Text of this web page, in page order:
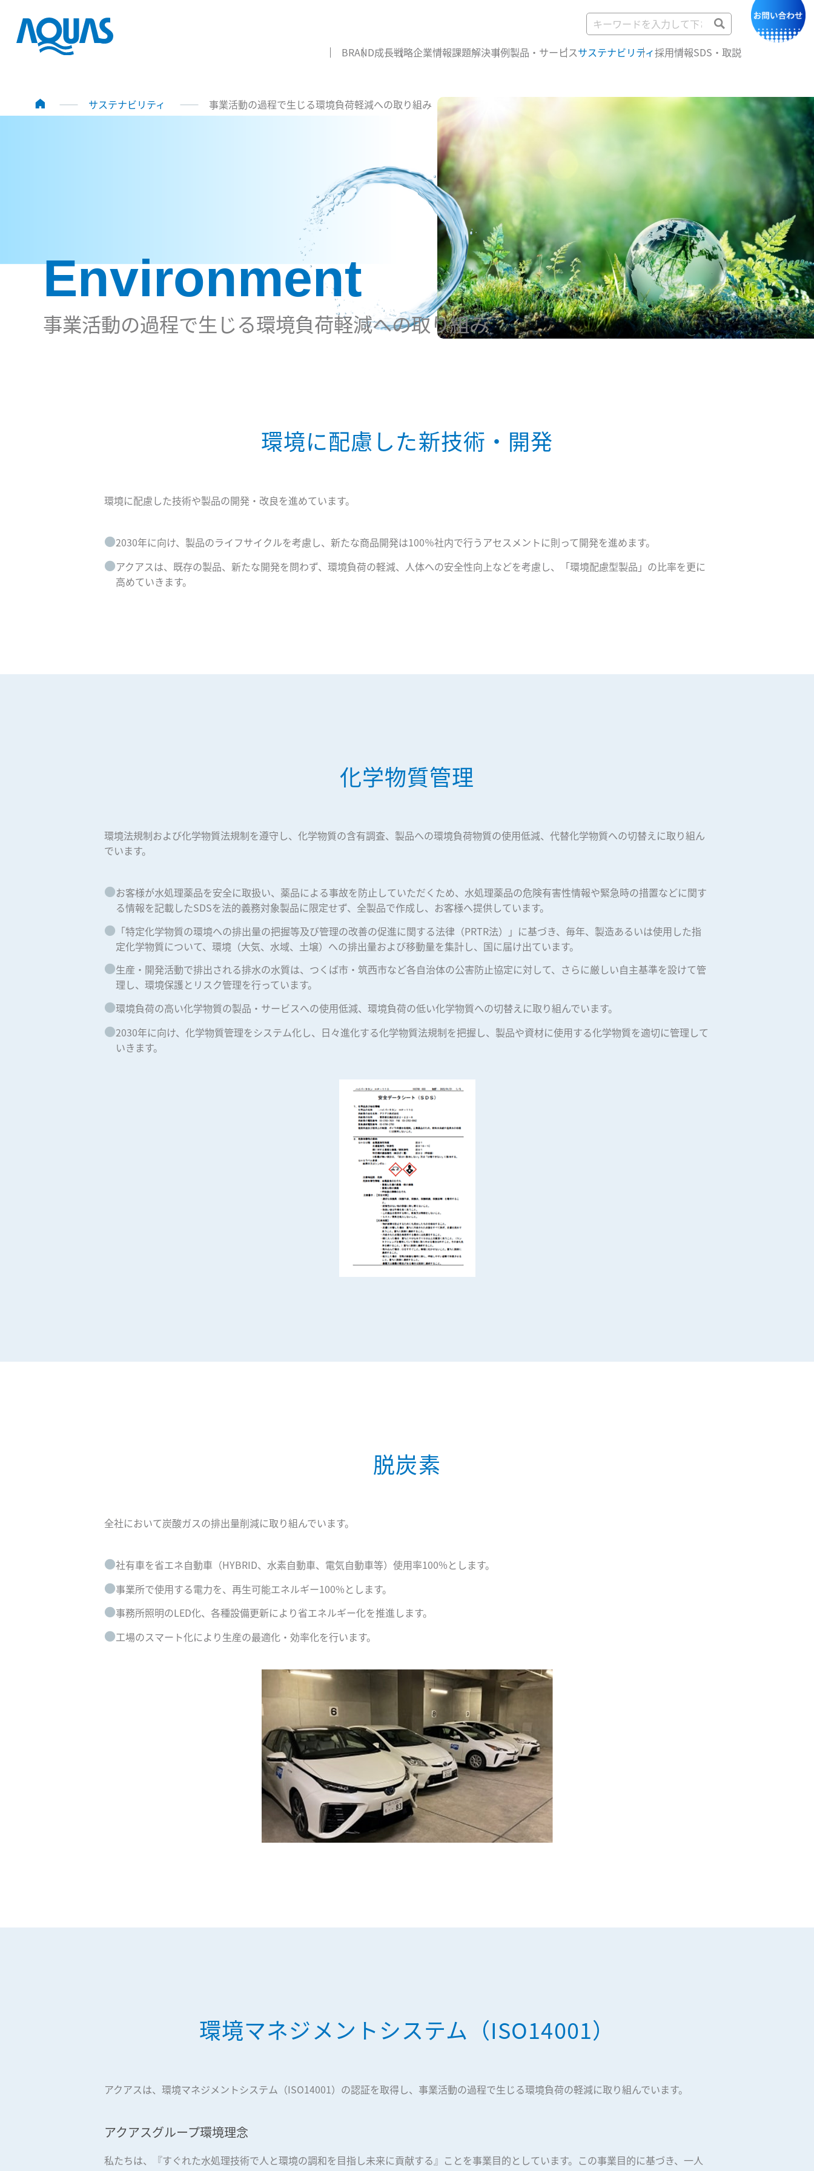
BRAND成長戦略企業情報課題解決事例製品・サービスサステナビリティ採用情報SDS・取説
サステナビリティ 事業活動の過程で生じる環境負荷軽減への取り組み
Environment
事業活動の過程で生じる環境負荷軽減への取り組み
環境に配慮した新技術・開発
環境に配慮した技術や製品の開発・改良を進めています。
●2030年に向け、製品のライフサイクルを考慮し、新たな商品開発は100％社内で行うアセスメントに則って開発を進めます。
●アクアスは、既存の製品、新たな開発を問わず、環境負荷の軽減、人体への安全性向上などを考慮し、「環境配慮型製品」の比率を更に
高めていきます。
化学物質管理
環境法規制および化学物質法規制を遵守し、化学物質の含有調査、製品への環境負荷物質の使用低減、代替化学物質への切替えに取り組ん
でいます。
●お客様が水処理薬品を安全に取扱い、薬品による事故を防止していただくため、水処理薬品の危険有害性情報や緊急時の措置などに関す
る情報を記載したSDSを法的義務対象製品に限定せず、全製品で作成し、お客様へ提供しています。
● 「特定化学物質の環境への排出量の把握等及び管理の改善の促進に関する法律（PRTR法）」に基づき、毎年、製造あるいは使用した指
定化学物質について、環境（大気、水域、土壌）への排出量および移動量を集計し、国に届け出ています。
●生産・開発活動で排出される排水の水質は、つくば市・筑西市など各自治体の公害防止協定に対して、さらに厳しい自主基準を設けて管
理し、環境保護とリスク管理を行っています。
●環境負荷の高い化学物質の製品・サービスへの使用低減、環境負荷の低い化学物質への切替えに取り組んでいます。
●2030年に向け、化学物質管理をシステム化し、日々進化する化学物質法規制を把握し、製品や資材に使用する化学物質を適切に管理して
いきます。
脱炭素
全社において炭酸ガスの排出量削減に取り組んでいます。
●社有車を省エネ自動車（HYBRID、水素自動車、電気自動車等）使用率100%とします。
●事業所で使用する電力を、再生可能エネルギー100%とします。
●事務所照明のLED化、各種設備更新により省エネルギー化を推進します。
●工場のスマート化により生産の最適化・効率化を行います。
環境マネジメントシステム（ISO14001）
アクアスは、環境マネジメントシステム（ISO14001）の認証を取得し、事業活動の過程で生じる環境負荷の軽減に取り組んでいます。
アクアスグループ環境理念
私たちは、『すぐれた水処理技術で人と環境の調和を目指し未来に貢献する』ことを事業目的としています。この事業目的に基づき、一人